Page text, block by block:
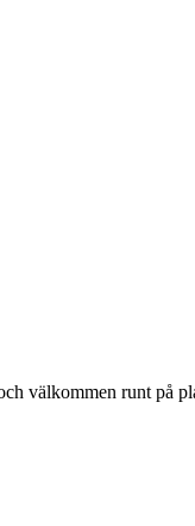
välkommen runt på